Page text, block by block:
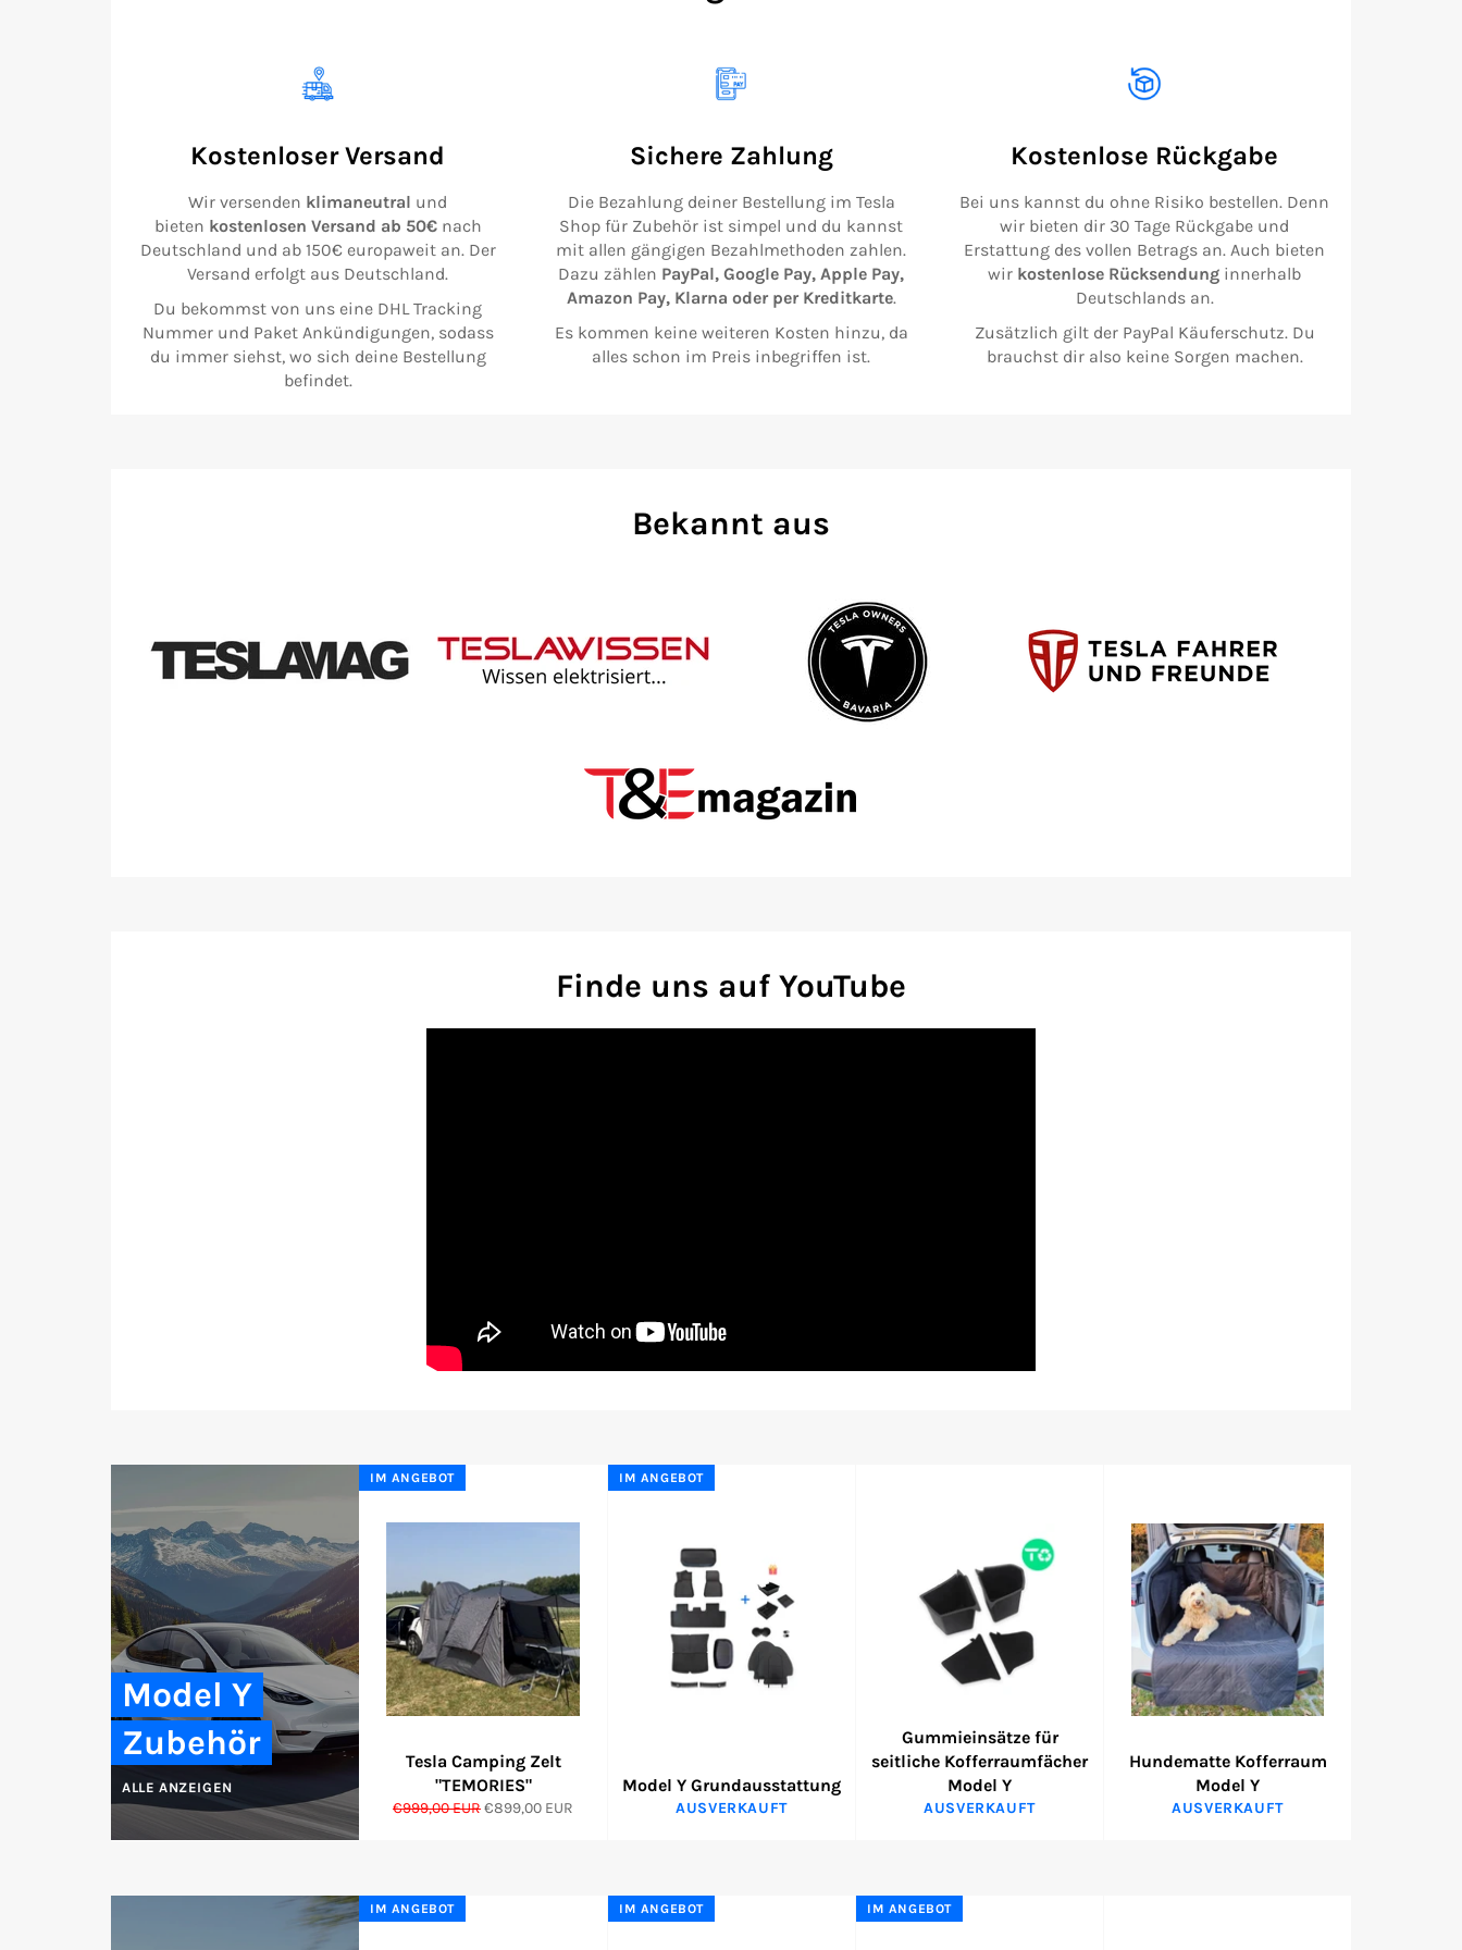
Kostenloser Versand
Wir versenden klimaneutral und
bieten kostenlosen Versand ab 50€nach
Deutschland und ab 150€ europaweit an. Der
Versand erfolgt aus Deutschland.
Du bekommst von uns eine DHL Tracking
Nummer und Paket Ankündigungen, sodass
du immer siehst, wo sich deine Bestellung
befindet.
Sichere Zahlung
Die Bezahlung deiner Bestellung im Tesla
Shop für Zubehör ist simpel und du kannst
mit allen gängigen Bezahlmethoden zahlen.
Dazu zählen PayPal, Google Pay, Apple Pay,
Amazon Pay, Klarna oder per Kreditkarte.
Es kommen keine weiteren Kosten hinzu, da
alles schon im Preis inbegriffen ist.
Kostenlose Rückgabe
Bei uns kannst du ohne Risiko bestellen. Denn
wir bieten dir 30 Tage Rückgabe und
Erstattung des vollen Betrags an. Auch bieten
wir kostenlose Rücksendung innerhalb
Deutschlands an.
Zusätzlich gilt der PayPal Käuferschutz. Du
brauchst dir also keine Sorgen machen.
Bekannt aus
Finde uns auf YouTube
Model Y
Zubehör
ALLE ANZEIGEN
Tesla Camping Zelt
"TEMORIES"
€999,00 EUR€899,00 EUR
IM ANGEBOT
Model Y Grundausstattung
AUSVERKAUFT
IM ANGEBOT
Gummieinsätze für
seitliche Kofferraumfächer
Model Y
AUSVERKAUFT
Hundematte Kofferraum
Model Y
AUSVERKAUFT
IM ANGEBOT IM ANGEBOT IM ANGEBOT